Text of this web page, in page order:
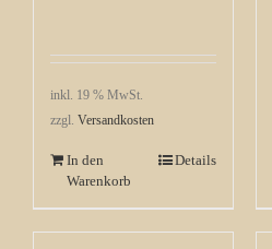
inkl. 19 % MwSt.
zzgl. Versandkosten
In den
Warenkorb
Details